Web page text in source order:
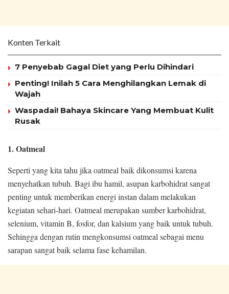
Konten Terkait
7 Penyebab Gagal Diet yang Perlu Dihindari
Penting! Inilah 5 Cara Menghilangkan Lemak di
Wajah
Waspadai! Bahaya Skincare Yang Membuat Kulit
Rusak
1. Oatmeal
Seperti yang kita tahu jika oatmeal baik dikonsumsi karena
menyehatkan tubuh. Bagi ibu hamil, asupan karbohidrat sangat
penting untuk memberikan energi instan dalam melakukan
kegiatan sehari-hari. Oatmeal merupakan sumber karbohidrat,
selenium, vitamin B, fosfor, dan kalsium yang baik untuk tubuh.
Sehingga dengan rutin mengkonsumsi oatmeal sebagai menu
sarapan sangat baik selama fase kehamilan.